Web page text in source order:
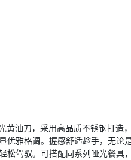
油刀，采用高品质不锈钢打造，
优雅格调。握感舒适趁手，无论
驾驭。可搭配同系列哑光餐具，